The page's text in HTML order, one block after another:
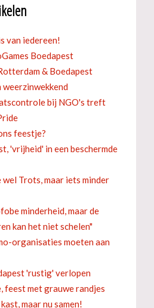
van iedereen!
Boedapest
& Boedapest
bij NGO's treft
feestje?
'vrijheid' in een beschermde
wel Trots, maar iets minder
minderheid, maar de
kan het niet schelen"
organisaties moeten aan
'rustig' verlopen
feest met grauwe randjes
maar nu samen!